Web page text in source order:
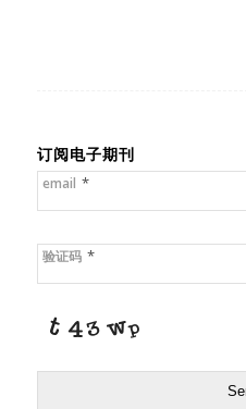
订阅电子期刊
email *
验证码 *